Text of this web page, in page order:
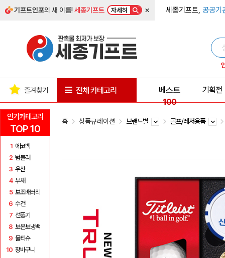
기프트인포의 새 이름!세종기프트 자세히 × 세종기프트, 공공기
인기카테고리
TOP 10
1 에코백
2 텀블러
3 우산
4 부채
5 보조배터리
6 수건
7 선풍기
8 보온보냉백
9 물티슈
10 장바구니
즐겨찾기 전체 카테고리
베스트
100
기획전
홈 상품큐레이션 브랜드별 골프/레저용품